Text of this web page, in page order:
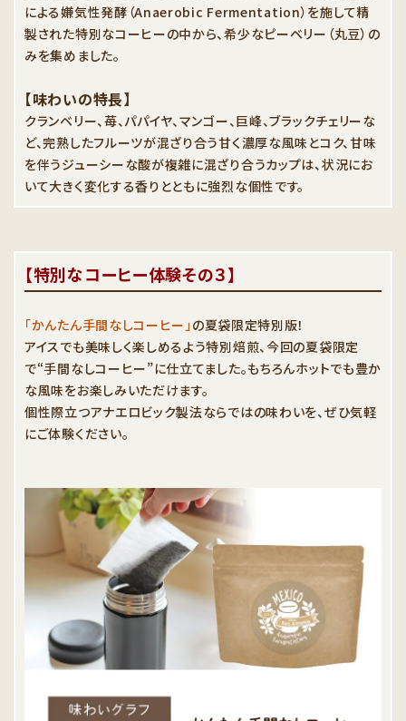
による嫌気性発酵（Anaerobic Fermentation）を施して精
製された特別なコーヒーの中から、希少なピーベリー（丸豆）の
みを集めました。
【味わいの特長】
クランベリー、苺、パパイヤ、マンゴー、巨峰、ブラックチェリーな
ど、完熟したフルーツが混ざり合う甘く濃厚な風味とコク、甘味
を伴うジューシーな酸が複雑に混ざり合うカップは、状況にお
いて大きく変化する香りとともに強烈な個性です。
【特別なコーヒー体験その３】
「かんたん手間なしコーヒー」 の夏袋限定特別版！
アイスでも美味しく楽しめるよう特別焙煎、今回の夏袋限定
で“手間なしコーヒー”に仕立てました。もちろんホットでも豊か
な風味をお楽しみいただけます。
個性際立つアナエロビック製法ならではの味わいを、ぜひ気軽
にご体験ください。